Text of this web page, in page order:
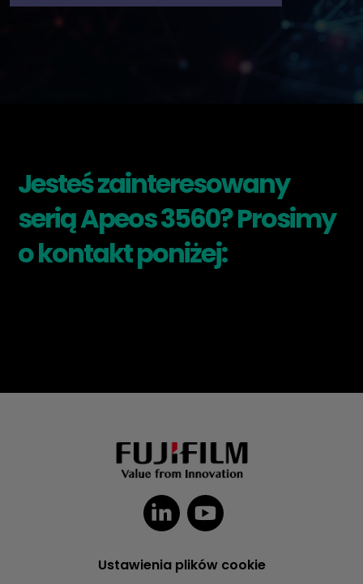
Jesteś zainteresowany
serią Apeos 3560? Prosimy
o kontakt poniżej:
Ustawienia plików cookie